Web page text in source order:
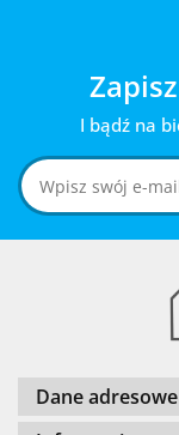
I bądź na
Dane adresowe